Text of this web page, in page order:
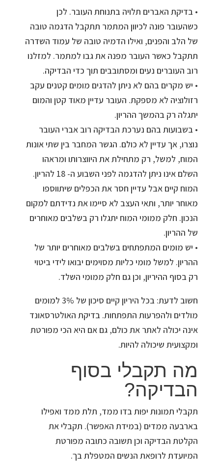
• בדיקת האברים תלויה בתנוחת העובר. לכן
כשהעובר פונה לכיוון המתמר תתקבל הדגמה טובה
של הלב והפנים, ואילו הדמיה טובה של עמוד השדרה
תתקבל כאשר העובר מפנה את גבו למתמר. למזלנו
רוב העוברים נעים ומסתובבים תוך כדי הבדיקה.
• יש מקרים בהם לא ניתן להדגים מומים קטנים עקב
רזולוציה לא מספקת. העובר עדיין מאוד קטן והמום
יתגלה רק בהמשך ההריון.
• בשבועות בהם נערכת הבדיקה רוב אברי העובר
נוצרו, אך עדיין לא כולם. הגשר המחבר בין שתי אונות
המוח, למשל, רק מתחילת את היווצרותו ומראהו
השלם אינו ניתן להדגמה לפני השבוע ה- 18 להריון.
המוח קיים אבל עדיין חסר את הכפלים שיתווספו
מאוחר יותר, ותאי העצב לא סיימו את נדידתם למקום
הנכון. חלק ממומי המוח יתגלו רק בשלבים מאוחרים
של ההריון.
• יש מומים המתפתחים בשלבים מאוחרים יותר של
ההריון. למשל מומי כליות מסוימים יבואו לידי ביטוי
רק בסוף ההיריון, וכן גם חלק ממומי השלד.
חשוב לדעת: בכל היריון קיים סיכון של 3% למומים
מולדים ולהפרעות התפתחות. בדיקת האולטרסאונד
אינה יכולה לאתר את כולם, גם אם היא הכי מפורטת
ומקצועית שיכולה להיות.
מה תקבלי בסוף
הבדיקה?
תקבלי תמונות יפות בדו ממד, תלת ממד ואפילו
בארבעה ממדים (במידת האפשר). תקבלי את
הקלטת הבדיקה וכן תשובה כתובה מפורטת
המיועדת לרופאת הנשים המטפלת בך.